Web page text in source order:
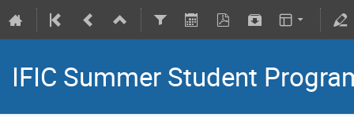
IFIC Summer Student